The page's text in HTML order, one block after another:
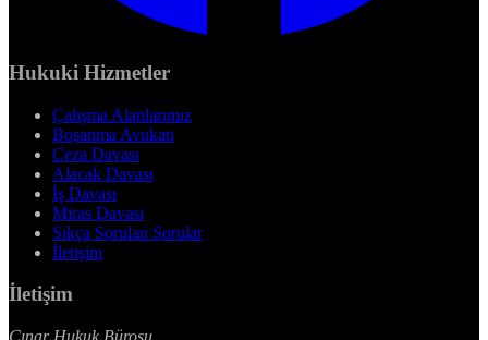
Hukuki Hizmetler
Çalışma Alanlarımız
Boşanma Avukatı
Ceza Davası
Alacak Davası
İş Davası
Miras Davası
Sıkça Sorulan Sorular
İletişim
İletişim